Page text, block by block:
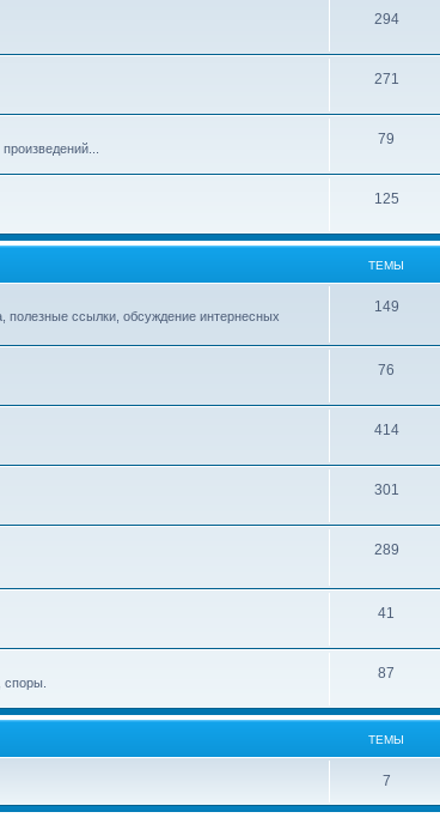
294
271
79
125
ТЕМЫ
полезные ссылки, обсуждение интернесных
149
76
414
301
289
41
споры.
87
ТЕМЫ
7